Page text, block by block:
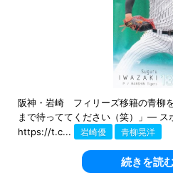
阪神・岩崎 フィリーズ移籍の青柳
まで待っててください（笑）」―
https://t.c...
岩崎優 青柳晃洋
続きを読